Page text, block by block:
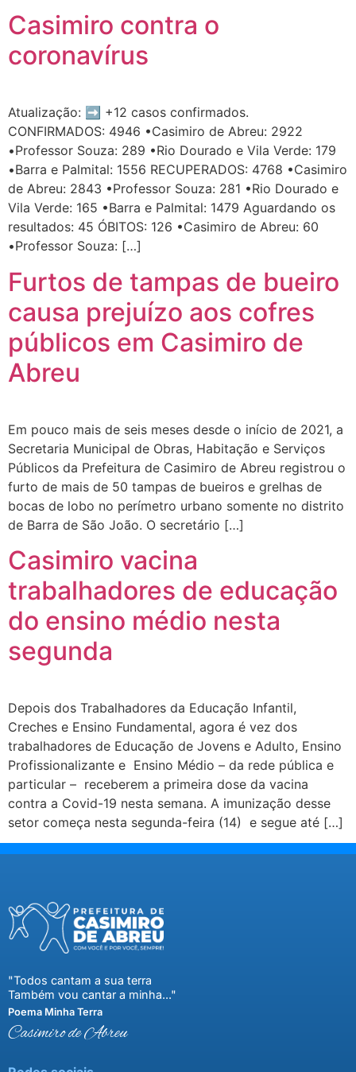
Casimiro contra o
coronavírus
Atualização: ➡️ +12 casos confirmados.
CONFIRMADOS: 4946 •Casimiro de Abreu: 2922
•Professor Souza: 289 •Rio Dourado e Vila Verde: 179
•Barra e Palmital: 1556 RECUPERADOS: 4768 •Casimiro
de Abreu: 2843 •Professor Souza: 281 •Rio Dourado e
Vila Verde: 165 •Barra e Palmital: 1479 Aguardando os
resultados: 45 ÓBITOS: 126 •Casimiro de Abreu: 60
•Professor Souza: […]
Furtos de tampas de bueiro
causa prejuízo aos cofres
públicos em Casimiro de
Abreu
Em pouco mais de seis meses desde o início de 2021, a
Secretaria Municipal de Obras, Habitação e Serviços
Públicos da Prefeitura de Casimiro de Abreu registrou o
furto de mais de 50 tampas de bueiros e grelhas de
bocas de lobo no perímetro urbano somente no distrito
de Barra de São João. O secretário […]
Casimiro vacina
trabalhadores de educação
do ensino médio nesta
segunda
Depois dos Trabalhadores da Educação Infantil,
Creches e Ensino Fundamental, agora é vez dos
trabalhadores de Educação de Jovens e Adulto, Ensino
Profissionalizante e Ensino Médio – da rede pública e
particular – receberem a primeira dose da vacina
contra a Covid-19 nesta semana. A imunização desse
setor começa nesta segunda-feira (14) e segue até […]
"Todos cantam a sua terra
Também vou cantar a minha..."
Poema Minha Terra
Casimiro de Abreu